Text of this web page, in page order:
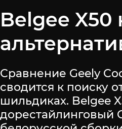
Belgee X50
Сравнение Geely
сводится к поиску
шильдиках. Belgee
дорестайлинговый